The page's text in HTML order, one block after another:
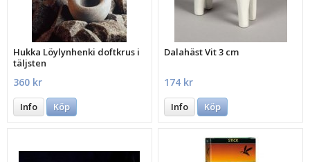
Hukka Löylynhenki doftkrus i
täljsten
360 kr
Info Köp
Dalahäst Vit 3 cm
174 kr
Info Köp